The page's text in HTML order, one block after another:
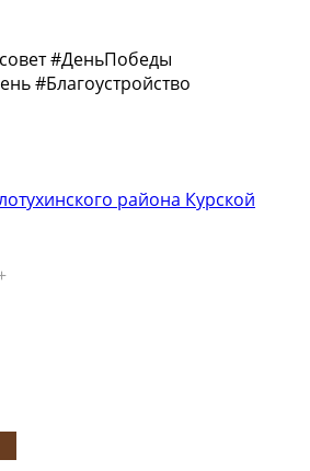
#ДеньПобеды
#Благоустройство
района Курской